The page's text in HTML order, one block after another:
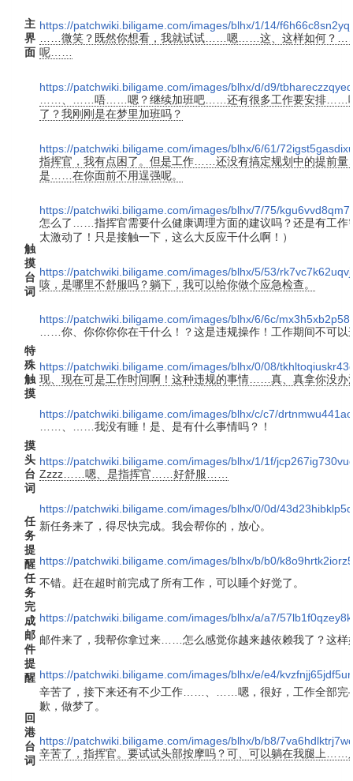
主
界
面
https://patchwiki.biligame.com/images/blhx/1/14/
……微笑？既然你想看，我就试试……嗯……这、这样如何？
呢……
https://patchwiki.biligame.com/images/blhx/d/d9/
……、……唔……嗯？继续加班吧……还有很多工作要安排……嗯
了？我刚刚是在梦里加班吗？
https://patchwiki.biligame.com/images/blhx/6/61/
指挥官，我有点困了。但是工作……还没有搞定规划中的提前
是……在你面前不用逞强呢。
https://patchwiki.biligame.com/images/blhx/7/75/
触
摸
台
词
怎么了……指挥官需要什么健康调理方面的建议吗？还是有工作
太激动了！只是接触一下，这么大反应干什么啊！）
https://patchwiki.biligame.com/images/blhx/5/53/
咳，是哪里不舒服吗？躺下，我可以给你做个应急检查。
https://patchwiki.biligame.com/images/blhx/6/6c/
特
殊
触
摸
……你、你你你你在干什么！？这是违规操作！工作期间不可
https://patchwiki.biligame.com/images/blhx/0/08/
现、现在可是工作时间啊！这种违规的事情……真、真拿你没
https://patchwiki.biligame.com/images/blhx/c/c7/
摸
头
台
词
……、……我没有睡！是、是有什么事情吗？！
https://patchwiki.biligame.com/images/blhx/1/1f/
Zzzz……嗯、是指挥官……好舒服……
https://patchwiki.biligame.com/images/blhx/0/0d/
任
务
提
醒
新任务来了，得尽快完成。我会帮你的，放心。
https://patchwiki.biligame.com/images/blhx/b/b0/
任
务
完
成
不错。赶在超时前完成了所有工作，可以睡个好觉了。
https://patchwiki.biligame.com/images/blhx/a/a7/
邮
件
提
醒
邮件来了，我帮你拿过来……怎么感觉你越来越依赖我了？这样
https://patchwiki.biligame.com/images/blhx/e/e4/
回
港
台
词
辛苦了，接下来还有不少工作……、……嗯，很好，工作全部
歉，做梦了。
https://patchwiki.biligame.com/images/blhx/b/b8/
辛苦了，指挥官。要试试头部按摩吗？可、可以躺在我腿上……